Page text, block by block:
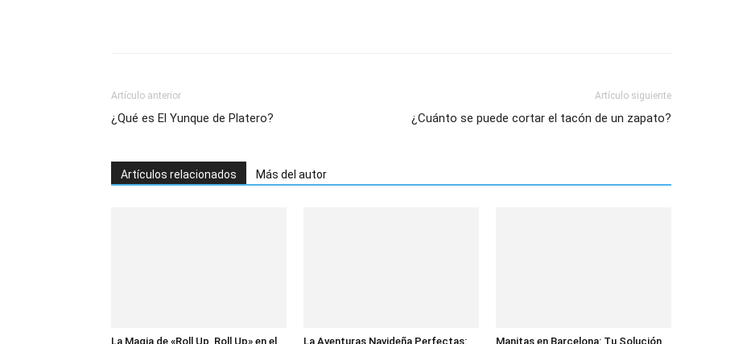
Artículo anterior
¿Qué es El Yunque de Platero?
Artículo siguiente
¿Cuánto se puede cortar el tacón de un zapato?
Artículos relacionados Más del autor
La Magia de «Roll Up, Roll Up» en el La Aventuras Navideña Perfectas: Manitas en Barcelona: Tu Solución